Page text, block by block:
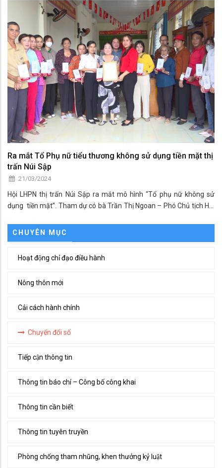
doanh khi xóa bỏ thuế khoán”.
Ra mắt Tổ Phụ nữ tiểu thương không sử dụng tiền mặt thị
trấn Núi Sập
21/03/2024
Hội LHPN thị trấn Núi Sập ra mắt mô hình “Tổ phụ nữ không sử
dụng tiền mặt”. Tham dự có bà Trần Thị Ngoan – Phó Chủ tịch Hội
CHUYÊN MỤC
Hoạt động chỉ đạo điều hành
Nông thôn mới
Cải cách hành chính
Chuyển đổi số
Tiếp cận thông tin
Thông tin báo chí – Công bố công khai
Thông tin cần biết
Thông tin tuyên truyền
Phòng chống tham nhũng, khen thưởng kỷ luật